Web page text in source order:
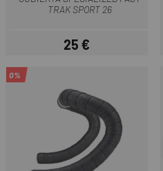
TRAK SPORT 26
Precio
25 €
0%